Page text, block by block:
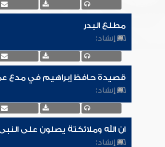
مطلع البدر
إنشاد:
قصيدة حافظ إبراهيم في مدع
إنشاد:
ان الله وملائكتة يصلون على
إنشاد: